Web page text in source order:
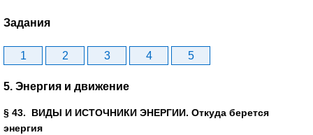
Задания
1 2 3 4 5
5. Энергия и движение
§ 43. ВИДЫ И ИСТОЧНИКИ ЭНЕРГИИ. Откуда берется
энергия